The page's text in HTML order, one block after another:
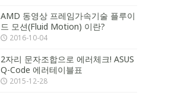
AMD 동영상 프레임가속기술 플루이
드 모션(Fluid Motion) 이란?
2016-10-04
2자리 문자조합으로 에러체크! ASUS
Q-Code 에러테이블표
2015-12-28